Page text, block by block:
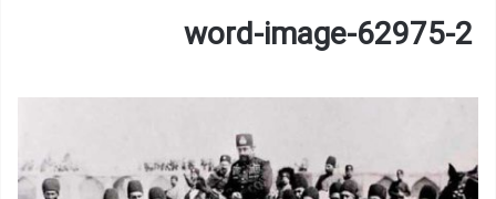
word-image-62975-2